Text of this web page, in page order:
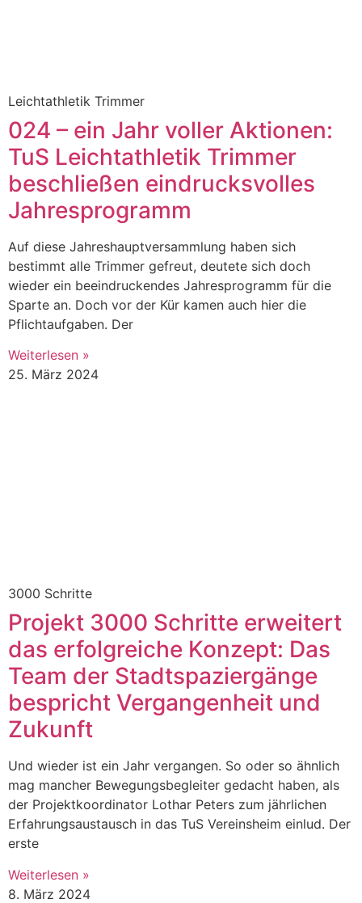
Leichtathletik Trimmer
024 – ein Jahr voller Aktionen:
TuS Leichtathletik Trimmer
beschließen eindrucksvolles
Jahresprogramm
Auf diese Jahreshauptversammlung haben sich
bestimmt alle Trimmer gefreut, deutete sich doch
wieder ein beeindruckendes Jahresprogramm für die
Sparte an. Doch vor der Kür kamen auch hier die
Pflichtaufgaben. Der
Weiterlesen »
25. März 2024
3000 Schritte
Projekt 3000 Schritte erweitert
das erfolgreiche Konzept: Das
Team der Stadtspaziergänge
bespricht Vergangenheit und
Zukunft
Und wieder ist ein Jahr vergangen. So oder so ähnlich
mag mancher Bewegungsbegleiter gedacht haben, als
der Projektkoordinator Lothar Peters zum jährlichen
Erfahrungsaustausch in das TuS Vereinsheim einlud. Der
erste
Weiterlesen »
8. März 2024